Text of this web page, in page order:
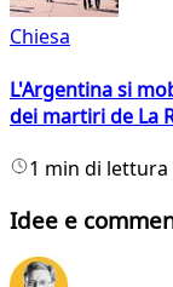
Chiesa
L'Argentina si
dei martiri de La
1 min di lettura
Idee e